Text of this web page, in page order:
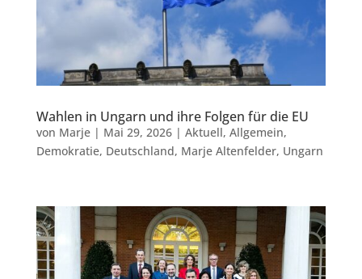
Wahlen in Ungarn und ihre Folgen für die EU
von Marje| Mai 29, 2026| Aktuell, Allgemein,
Demokratie, Deutschland, Marje Altenfelder, Ungarn